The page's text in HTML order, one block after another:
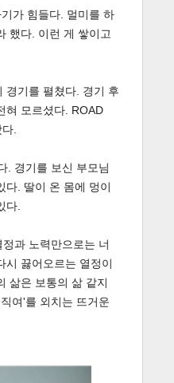
소
가 힘들다. 멀미를 하
했다. 이런 게 쌓이고
경기를 펼쳤다. 경기 후
혀 모르셨다. ROAD
.
. 경기를 보신 부모님
다. 딸이 온 몸에 멍이
다.
과 노력만으로는 너
시 끓어오르는 열정이
삶은 보통의 삶 같지
여'를 외치는 뜨거운